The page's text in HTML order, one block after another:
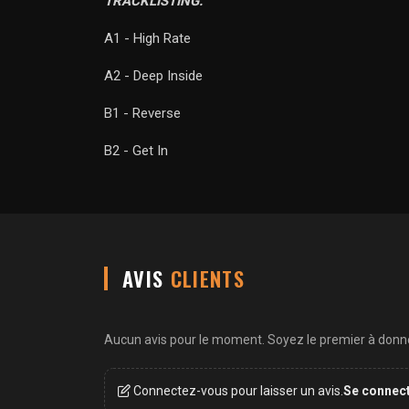
A1 - High Rate
A2 - Deep Inside
B1 - Reverse
B2 - Get In
AVIS CLIENTS
Aucun avis pour le moment. Soyez le premier à
Connectez-vous pour laisser un avis.Se